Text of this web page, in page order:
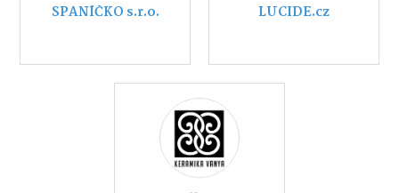
SPANÍČKO s.r.o. LUCIDE.cz